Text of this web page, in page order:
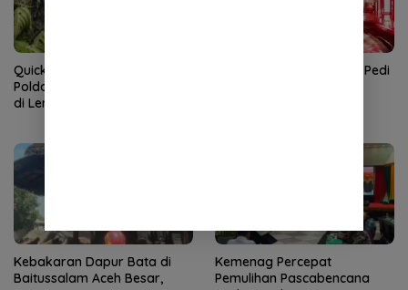
Quick Response Brimob
Polda Aceh Tangani Karhutla
di Lembah Seulawah
Satu Rumah di Terutung Pedi
Kebakaran Dapur Bata di
Baitussalam Aceh Besar,
Kemenag Percepat
Pemulihan Pascabencana